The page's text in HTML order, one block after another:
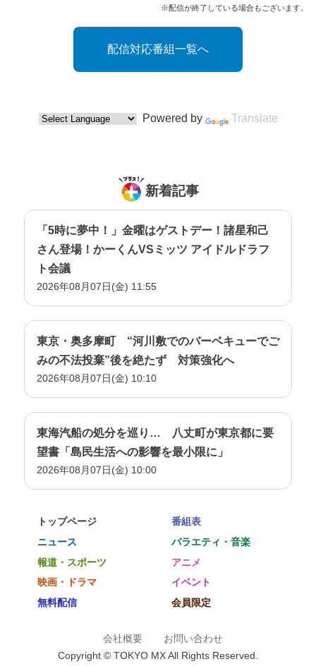
※配信が終了している場合もございます。
配信対応番組一覧へ
Powered by Translate
新着記事
「5時に夢中！」金曜はゲストデー！諸星和己
さん登場！かーくんVSミッツ アイドルドラフ
ト会議
2026年08月07日(金) 11:55
東京・奥多摩町 “河川敷でのバーベキューでご
みの不法投棄”後を絶たず 対策強化へ
2026年08月07日(金) 10:10
東海汽船の処分を巡り… 八丈町が東京都に要
望書「島民生活への影響を最小限に」
2026年08月07日(金) 10:00
トップページ
番組表
ニュース
バラエティ・音楽
報道・スポーツ
アニメ
映画・ドラマ
イベント
無料配信
会員限定
会社概要
お問い合わせ
Copyright © TOKYO MX All Rights Reserved.